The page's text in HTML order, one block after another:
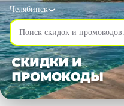
Челябинск